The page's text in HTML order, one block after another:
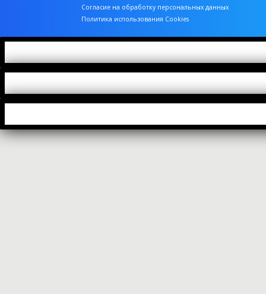
Согласие на обработку персональных данных
Политика использования Cookies